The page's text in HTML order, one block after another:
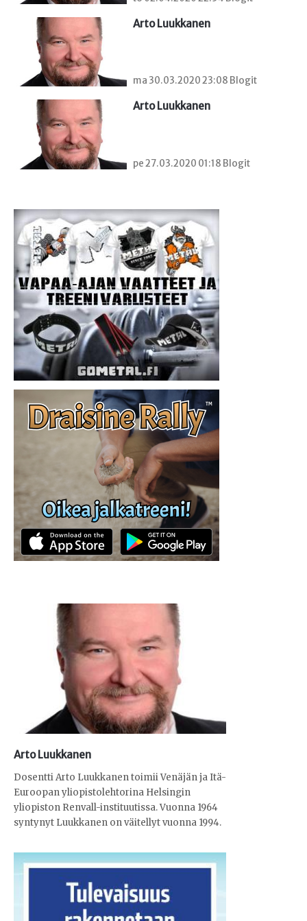
Arto Luukkanen
ma 30.03.2020 23:08 Blogit
Arto Luukkanen
pe 27.03.2020 01:18 Blogit
Arto Luukkanen
Dosentti Arto Luukkanen toimii Venäjän ja Itä-
Euroopan yliopistolehtorina Helsingin
yliopiston Renvall-instituutissa. Vuonna 1964
syntynyt Luukkanen on väitellyt vuonna 1994.